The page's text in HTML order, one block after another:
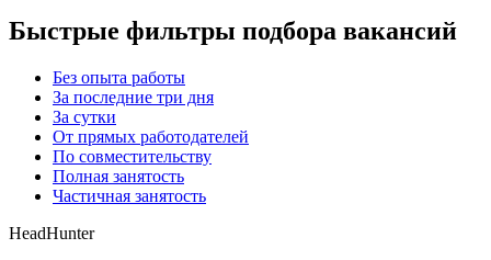
Быстрые фильтры подбора вакансий
Без опыта работы
За последние три дня
За сутки
От прямых работодателей
По совместительству
Полная занятость
Частичная занятость
HeadHunter